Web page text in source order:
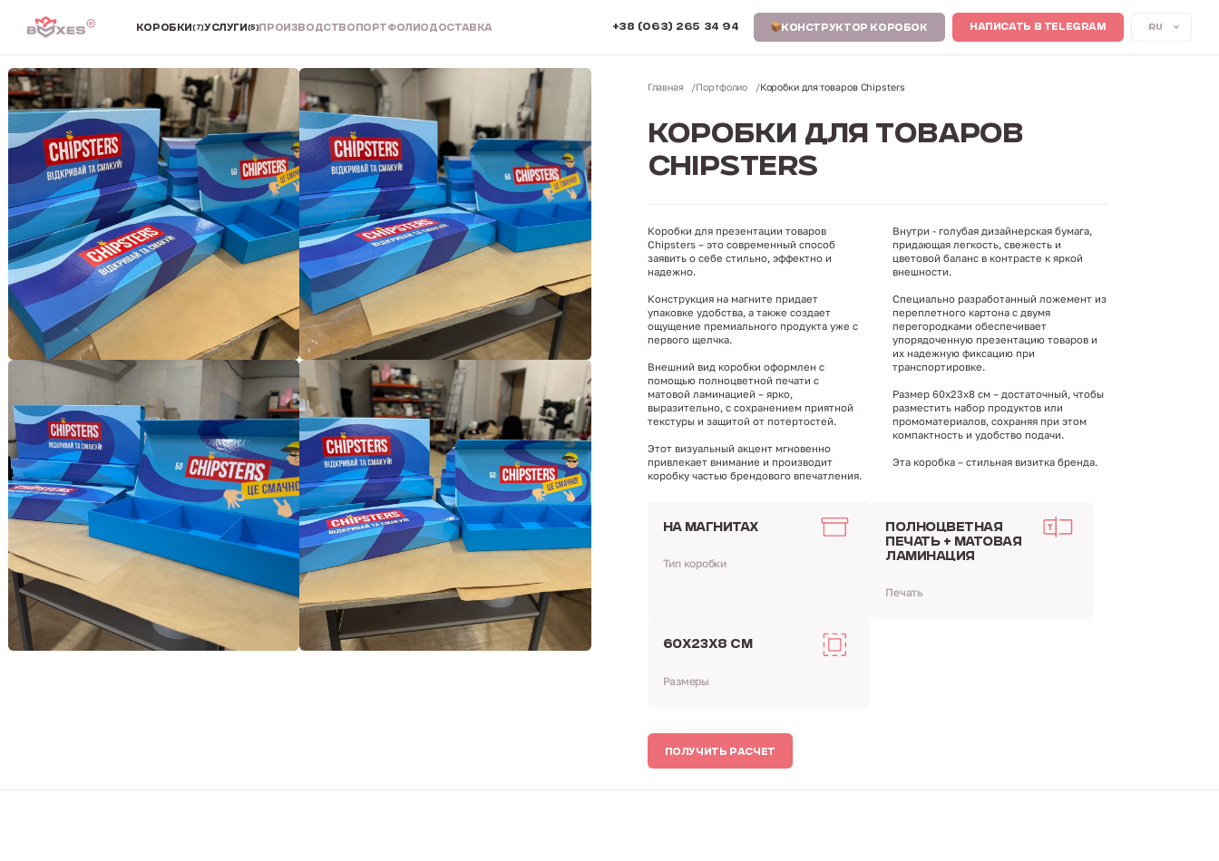
КОРОБКИ(7) УСЛУГИ (5) ПРОИЗВОДСТВО ПОРТФОЛИО ДОСТАВКА +38 (063) 265 34 94 КОНСТРУКТОР КОРОБОК НАПИСАТЬ В TELEGRAM RU
Главная Портфолио Коробки для товаров Chipsters
КОРОБКИ ДЛЯ ТОВАРОВ
CHIPSTERS
Коробки для презентации товаров
Chipsters – это современный способ
заявить о себе стильно, эффектно и
надежно.
Конструкция на магните придает
упаковке удобства, а также создает
ощущение премиального продукта уже с
первого щелчка.
Внешний вид коробки оформлен с
помощью полноцветной печати с
матовой ламинацией – ярко,
выразительно, с сохранением приятной
текстуры и защитой от потертостей.
Этот визуальный акцент мгновенно
привлекает внимание и производит
коробку частью брендового впечатления.
Внутри - голубая дизайнерская бумага,
придающая легкость, свежесть и
цветовой баланс в контрасте к яркой
внешности.
Специально разработанный ложемент из
переплетного картона с двумя
перегородками обеспечивает
упорядоченную презентацию товаров и
их надежную фиксацию при
транспортировке.
Размер 60х23х8 см – достаточный, чтобы
разместить набор продуктов или
промоматериалов, сохраняя при этом
компактность и удобство подачи.
Эта коробка – стильная визитка бренда.
НА МАГНИТАХ
Тип коробки
ПОЛНОЦВЕТНАЯ
ПЕЧАТЬ + МАТОВАЯ
ЛАМИНАЦИЯ
Печать
60Х23Х8 СМ
Размеры
ПОЛУЧИТЬ РАСЧЕТ